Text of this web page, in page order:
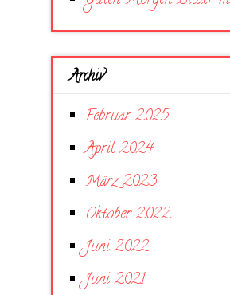
Archiv
Februar 2025
April 2024
März 2023
Oktober 2022
Juni 2022
Juni 2021